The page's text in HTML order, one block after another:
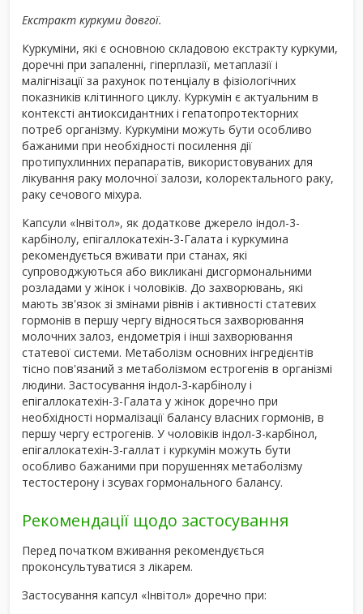
Екстракт куркуми довгої.
Куркуміни, які є основною складовою екстракту куркуми,
доречні при запаленні, гіперплазії, метаплазії і
малігнізації за рахунок потенціалу в фізіологічних
показників клітинного циклу. Куркумін є актуальним в
контексті антиоксидантних і гепатопротекторних
потреб організму. Куркуміни можуть бути особливо
бажаними при необхідності посилення дії
протипухлинних перапаратів, використовуваних для
лікування раку молочної залози, колоректального раку,
раку сечового міхура.
Капсули «Інвітол», як додаткове джерело індол-3-
карбінолу, епігаллокатехін-3-Галата і куркумина
рекомендується вживати при станах, які
супроводжуються або викликані дисгормональними
розладами у жінок і чоловіків. До захворювань, які
мають зв'язок зі змінами рівнів і активності статевих
гормонів в першу чергу відносяться захворювання
молочних залоз, ендометрія і інші захворювання
статевої системи. Метаболізм основних інгредієнтів
тісно пов'язаний з метаболізмом естрогенів в організмі
людини. Застосування індол-3-карбінолу і
епігаллокатехін-3-Галата у жінок доречно при
необхідності нормалізації балансу власних гормонів, в
першу чергу естрогенів. У чоловіків індол-3-карбінол,
епігаллокатехін-3-галлат і куркумін можуть бути
особливо бажаними при порушеннях метаболізму
тестостерону і зсувах гормонального балансу.
Рекомендації щодо застосування
Перед початком вживання рекомендується
проконсультуватися з лікарем.
Застосування капсул «Інвітол» доречно при: